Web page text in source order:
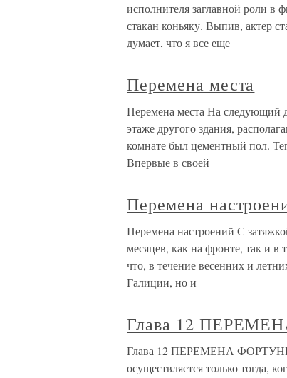
исполнителя заглавной роли в
стакан коньяку. Выпив, актер
думает, что я все еще
Перемена места
Перемена места На следующий
этаже другого здания,
комнате был цементный пол.
Впервые в своей
Перемена
Перемена настроений С
месяцев, как на фронте, так и в
что, в течение весенних и
Галиции, но и
Глава 12
Глава 12 ПЕРЕМЕНА ФОРТУНЫ
осуществляется только тогда,